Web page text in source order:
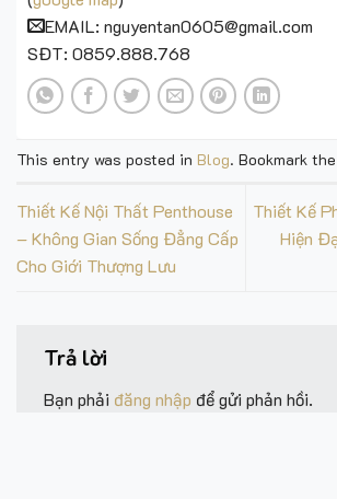
EMAIL: nguyentan0605@gmail.com
SĐT: 0859.888.768
This entry was posted in Blog. Bookmark the
Thiết Kế Nội Thất Penthouse
– Không Gian Sống Đẳng Cấp
Cho Giới Thượng Lưu
Thiết Kế
Hiện
Trả lời
Bạn phải đăng nhập để gửi phản hồi.